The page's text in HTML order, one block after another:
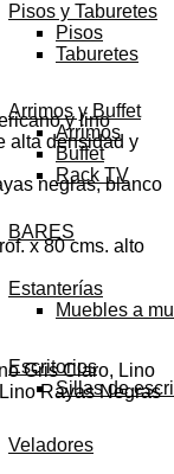
Pisos y Taburetes
Pisos
Taburetes
Arrimos y Buffet
Arrimos
Buffet
Rack TV
BARES
Estanterías
Muebles a
Escritorios
Sillas de
Veladores
y lino
alta densidad y
negras, blanco
x 80 cms. alto
Gris Claro, Lino
Rayas Negras